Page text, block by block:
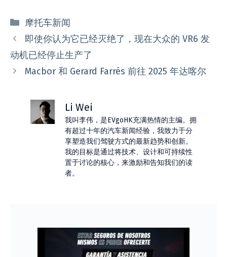
分
类
摩托车新闻
即使你认为它已经灭绝了，现在大众的 VR6 发
动机已经停止生产了
Macbor 和 Gerard Farrés 前往 2025 年达喀尔
Li Wei
我叫李伟，是EVgoHK充满热情的主编。拥
有超过十年的汽车新闻经验，我致力于分
享塑造我们驾驶方式的最新趋势和创新。
我的目标是通过将技术、设计和可持续性
置于讨论的核心，来激励和告知我们的读
者。